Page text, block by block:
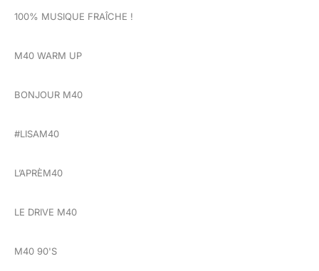
100% MUSIQUE FRAÎCHE !
M40 WARM UP
BONJOUR M40
#LISAM40
L’APRÈM40
LE DRIVE M40
M40 90'S